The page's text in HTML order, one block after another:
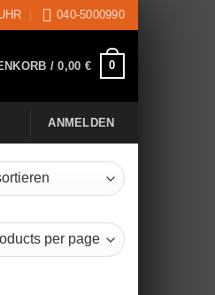
040-5000990
/0,00 € 0
ANMELDEN